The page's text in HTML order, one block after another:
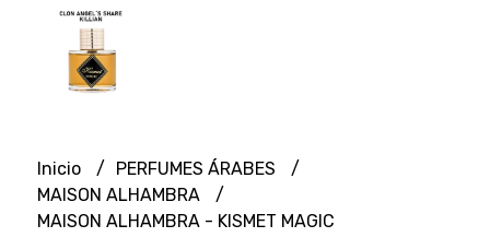
Inicio
PERFUMES ÁRABES
MAISON ALHAMBRA
MAISON ALHAMBRA - KISMET MAGIC